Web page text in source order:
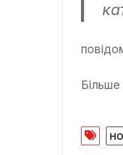
Більше